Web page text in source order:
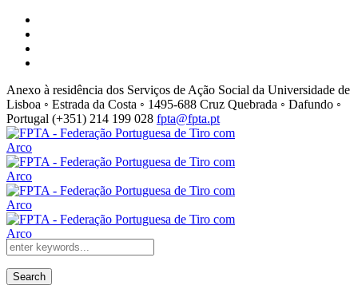
Anexo à residência dos Serviços de Ação Social da Universidade de
Lisboa ◦ Estrada da Costa ◦ 1495-688 Cruz Quebrada ◦ Dafundo ◦
Portugal (+351) 214 199 028 fpta@fpta.pt
Search